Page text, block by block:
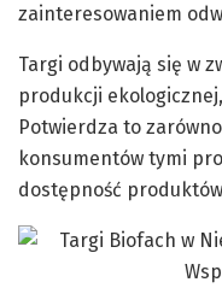
zainteresowaniem
Targi odbywają się w
produkcji
Potwierdza to
konsumentów tymi
dostępność